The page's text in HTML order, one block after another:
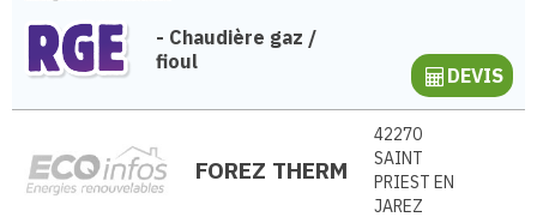
- Chaudière gaz /
fioul
DEVIS
FOREZ THERM
42270
SAINT
PRIEST EN
JAREZ